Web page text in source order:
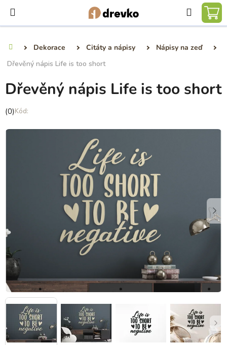
obsah
Hledat
Dekorace Citáty a nápisy
Nápisy na zeď
Dřevěný nápis Life is too short
Dřevěný nápis Life is too short
Průměrné
produktu
(0)